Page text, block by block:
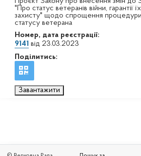
"Про статус ветеранів війни, гарантії
захисту" щодо спрощення
статусу ветерана
Номер, дата реєстрації:
9141 від 23.03.2023
Поділитись:
Завантажити